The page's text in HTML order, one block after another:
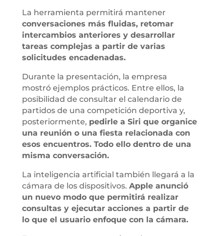
La herramienta permitirá mantener
conversaciones más fluidas, retomar
intercambios anteriores y desarrollar
tareas complejas a partir de varias
solicitudes encadenadas.
Durante la presentación, la empresa
mostró ejemplos prácticos. Entre ellos, la
posibilidad de consultar el calendario de
partidos de una competición deportiva y,
posteriormente, pedirle a Siri que organice
una reunión o una fiesta relacionada con
esos encuentros. Todo ello dentro de una
misma conversación.
La inteligencia artificial también llegará a la
cámara de los dispositivos. Apple anunció
un nuevo modo que permitirá realizar
consultas y ejecutar acciones a partir de
lo que el usuario enfoque con la cámara.